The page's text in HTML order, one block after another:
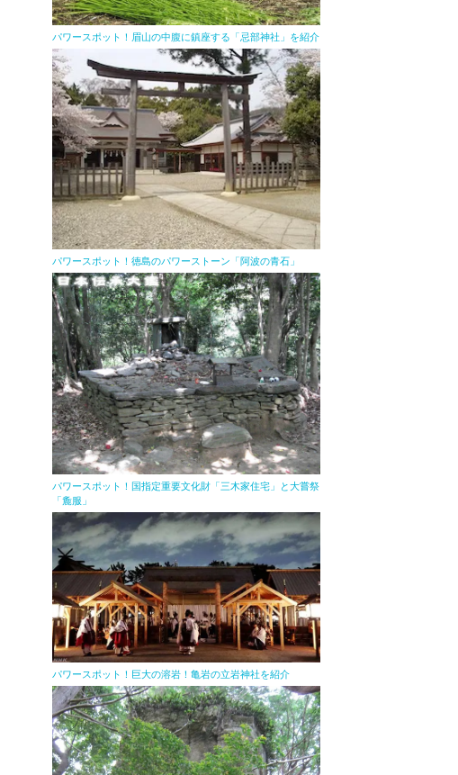
パワースポット！眉山の中腹に鎮座する「忌部神社」を紹介
パワースポット！徳島のパワーストーン「阿波の青石」
パワースポット！国指定重要文化財「三木家住宅」と大嘗祭
「麁服」
パワースポット！巨大の溶岩！亀岩の立岩神社を紹介